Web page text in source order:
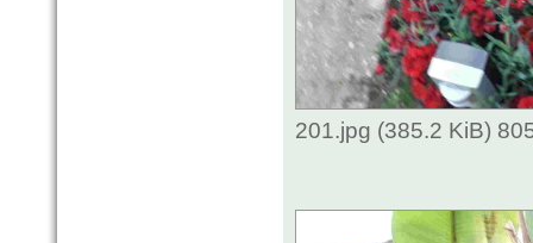
201.jpg (385.2 KiB)